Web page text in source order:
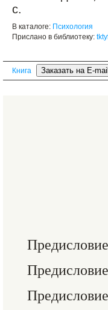
с.
В каталоге: Психология
Прислано в библиотеку:
Книга